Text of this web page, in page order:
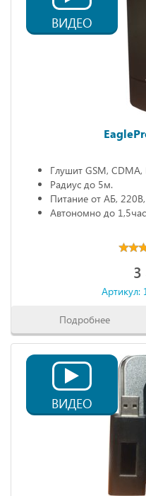
ВИДЕО
Глушит GSM, CDMA,
Радиус до 5м.
Питание от АБ,
Автономно до
3
Артикул:
Подробнее
ВИДЕО